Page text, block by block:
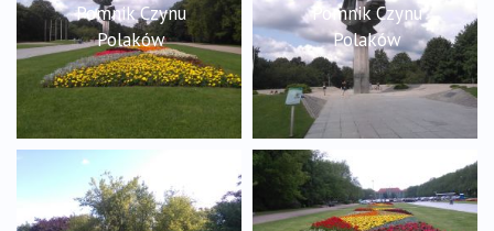
Pomnik Czynu
Polaków
Pomnik Czynu
Polaków